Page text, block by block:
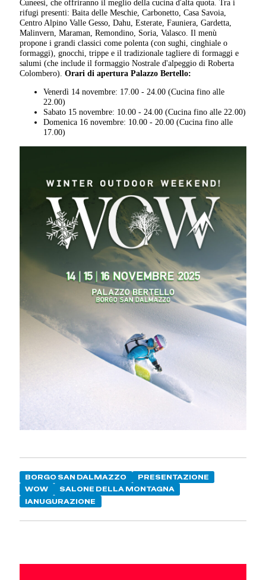
Cuneesi, che offriranno il meglio della cucina d'alta quota. Tra i
rifugi presenti: Baita delle Meschie, Carbonetto, Casa Savoia,
Centro Alpino Valle Gesso, Dahu, Esterate, Fauniera, Gardetta,
Malinvern, Maraman, Remondino, Soria, Valasco. Il menù
propone i grandi classici come polenta (con sughi, cinghiale o
formaggi), gnocchi, trippe e il tradizionale tagliere di formaggi e
salumi (che include il formaggio Nostrale d'alpeggio di Roberta
Colombero).Orari di apertura Palazzo Bertello:
Venerdì 14 novembre: 17.00 - 24.00 (Cucina fino alle
22.00)
Sabato 15 novembre: 10.00 - 24.00 (Cucina fino alle 22.00)
Domenica 16 novembre: 10.00 - 20.00 (Cucina fino alle
17.00)
BORGO SAN DALMAZZO
PRESENTAZIONE
WOW
SALONE DELLA MONTAGNA
IANUGURAZIONE